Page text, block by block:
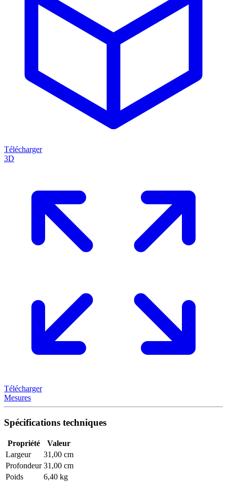
Télécharger
3D
Télécharger
Mesures
Spécifications techniques
Propriété
Valeur
Largeur
31,00 cm
Profondeur 31,00 cm
Poids
6,40 kg